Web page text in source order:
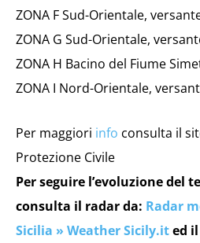
ZONA F Sud-Orientale,
ZONA G Sud-Orientale,
ZONA H Bacino del Fiume
ZONA I Nord-Orientale,
Per maggiori info consulta il
Protezione Civile
Per seguire l’evoluzione del
consulta il radar da: Radar
Sicilia » Weather Sicily.ited